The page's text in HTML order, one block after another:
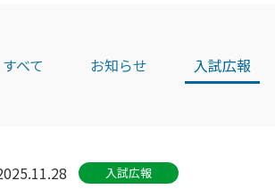
すべて お知らせ 入試広報
入試広報